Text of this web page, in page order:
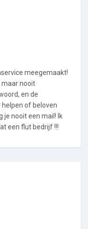
meegemaakt!
maar nooit
en de
helpen of beloven
je nooit een mail! Ik
een flut bedrijf !!!